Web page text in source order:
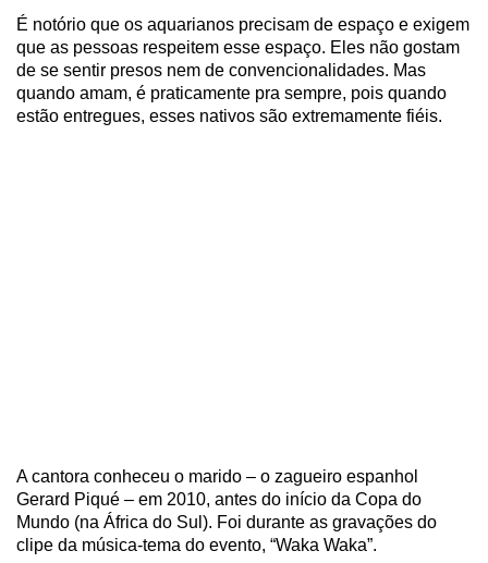
É notório que os aquarianos precisam de espaço e exigem
que as pessoas respeitem esse espaço. Eles não gostam
de se sentir presos nem de convencionalidades. Mas
quando amam, é praticamente pra sempre, pois quando
estão entregues, esses nativos são extremamente fiéis.
A cantora conheceu o marido – o zagueiro espanhol
Gerard Piqué – em 2010, antes do início da Copa do
Mundo (na África do Sul). Foi durante as gravações do
clipe da música-tema do evento, “Waka Waka”.